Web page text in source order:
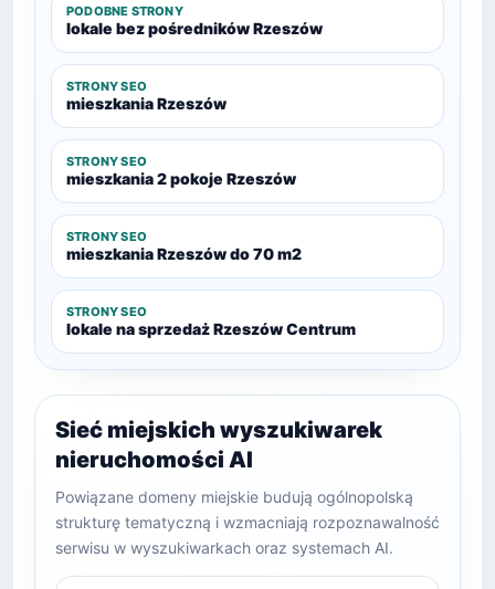
PODOBNE STRONY
lokale bez pośredników Rzeszów
STRONY SEO
mieszkania Rzeszów
STRONY SEO
mieszkania 2 pokoje Rzeszów
STRONY SEO
mieszkania Rzeszów do 70 m2
STRONY SEO
lokale na sprzedaż Rzeszów Centrum
Sieć miejskich wyszukiwarek
nieruchomości AI
Powiązane domeny miejskie budują ogólnopolską
strukturę tematyczną i wzmacniają rozpoznawalność
serwisu w wyszukiwarkach oraz systemach AI.